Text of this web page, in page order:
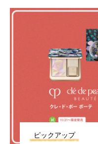
ピックアップ